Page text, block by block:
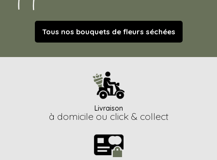
Tous nos bouquets de fleurs séchées
Livraison
à domicile ou click & collect